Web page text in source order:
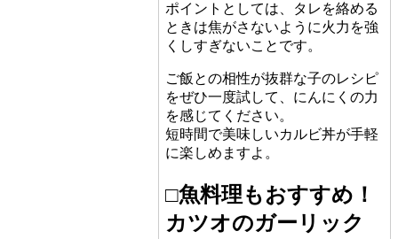
ポイントとしては、タレを絡める
ときは焦がさないように火力を強
くしすぎないことです。
ご飯との相性が抜群な子のレシピ
をぜひ一度試して、にんにくの力
を感じてください。
短時間で美味しいカルビ丼が手軽
に楽しめますよ。
□魚料理もおすすめ！
カツオのガーリック